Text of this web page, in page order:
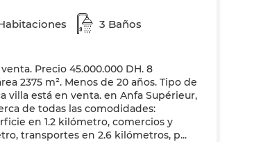
3 Baños
Precio 45.000.000 DH. 8
2375 m². Menos de 20 años. Tipo de
villa está en venta. en Anfa Supérieur,
de todas las comodidades:
en 1.2 kilómetro, comercios y
transportes en 2.6 kilómetros, p...